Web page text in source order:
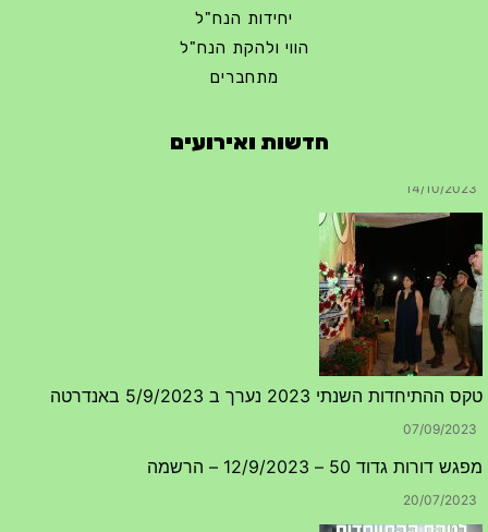
יחידות הנח"ל
הווי ולהקת הנח"ל
מתחברים
חדשות ואירועים
טקס ההתיחדות השנתי 2023 נערך ב 5/9/2023 באנדרטה
07/09/2023